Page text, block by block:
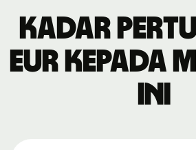
Kadar
EUR kepada
ini